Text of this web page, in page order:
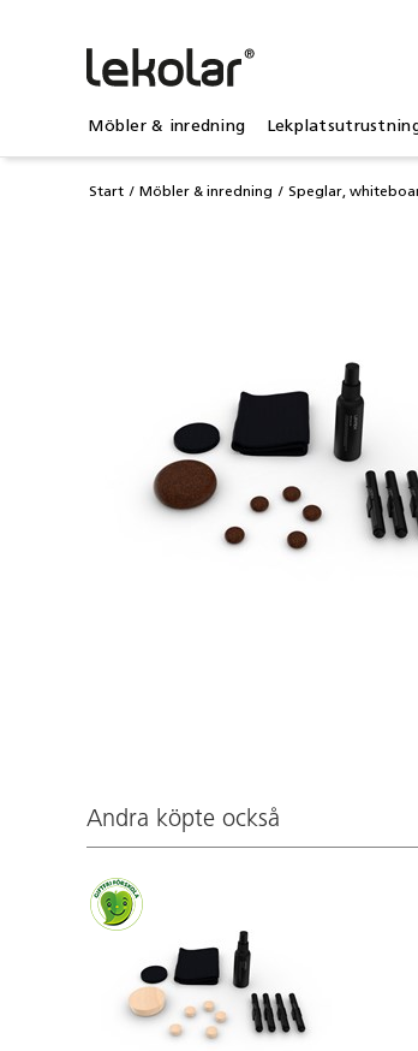
Möbler & inredning
Start Möbler & inredning Speglar,
Andra köpte också